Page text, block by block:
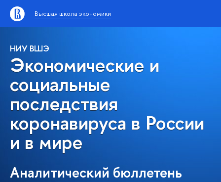
Высшая школа экономики
НИУ ВШЭ
Экономические и
социальные
последствия
коронавируса в России
и в мире
Аналитический бюллетень